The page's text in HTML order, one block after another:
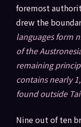
foremost
drew the
languages form
of the
remaining
contains nearly
found outside
Nine out of ten